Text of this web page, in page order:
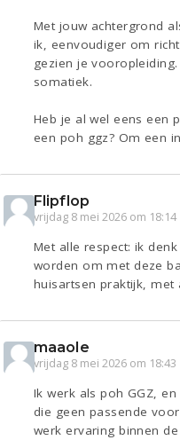
Met jouw achtergrond
ik, eenvoudiger om
gezien je
somatiek.
Heb je al wel eens een
een poh ggz? Om een
Flipflop
vrijdag 8 mei 2026 om 18:14
Met alle respect: ik
worden om met deze
huisartsen praktijk, met
maaole
vrijdag 8 mei 2026 om 18:43
Ik werk als poh GGZ,
die geen passende
werk ervaring binnen